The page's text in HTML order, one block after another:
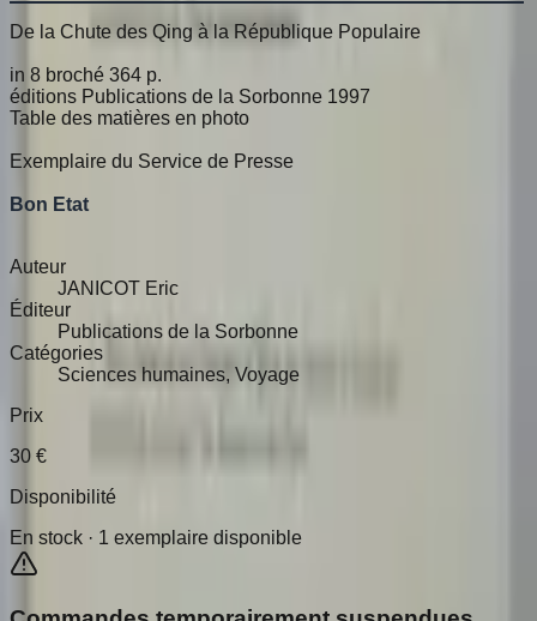
De la Chute des Qing à la République Populaire
in 8 broché 364 p.
éditions Publications de la Sorbonne 1997
Table des matières en photo
Exemplaire du Service de Presse
Bon Etat
Auteur
JANICOT Eric
Éditeur
Publications de la Sorbonne
Catégories
Sciences humaines, Voyage
Prix
30 €
Disponibilité
En stock · 1 exemplaire disponible